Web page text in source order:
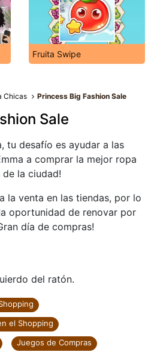
Fruita Swipe
Chicas Princess Big Fashion Sale
Sale
tu desafío es ayudar a las
a comprar la mejor ropa
la ciudad!
la venta en las tiendas, por lo
oportunidad de renovar por
día de compras!
del ratón.
el Shopping
Juegos de Compras